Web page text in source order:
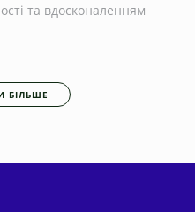
та вдосконаленням
БІЛЬШЕ